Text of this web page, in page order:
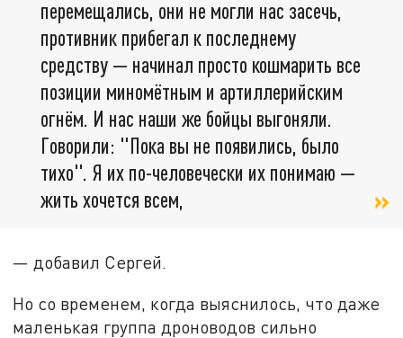
перемещались, они не могли нас засечь,
противник прибегал к последнему
средству — начинал просто кошмарить все
позиции миномётным и артиллерийским
огнём. И нас наши же бойцы выгоняли.
Говорили: "Пока вы не появились, было
тихо". Я их по-человечески их понимаю —
жить хочется всем,
— добавил Сергей.
Но со временем, когда выяснилось, что даже
маленькая группа дроноводов сильно